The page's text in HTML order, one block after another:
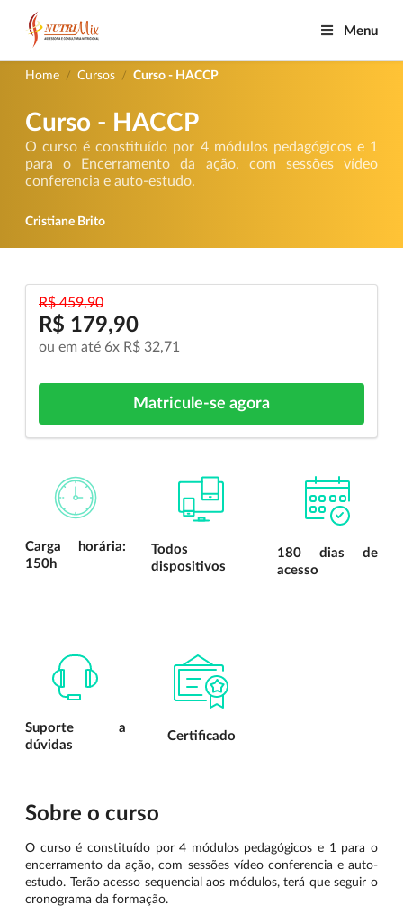
Menu
Home / Cursos / Curso - HACCP
Curso - HACCP
O curso é constituído por 4 módulos pedagógicos e 1
para o Encerramento da ação, com sessões vídeo
conferencia e auto-estudo.
Cristiane Brito
R$ 459,90
R$ 179,90
ou em até 6x R$ 32,71
Matricule-se agora
Carga horária:
150h
Todos
dispositivos
180 dias de
acesso
Suporte a
dúvidas
Certificado
Sobre o curso
O curso é constituído por 4 módulos pedagógicos e 1 para o
encerramento da ação, com sessões vídeo conferencia e auto-
estudo. Terão acesso sequencial aos módulos, terá que seguir o
cronograma da formação.